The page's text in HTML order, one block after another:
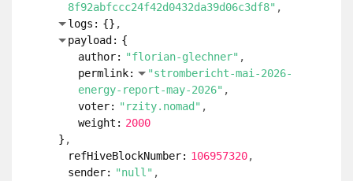
voter: "geekgirl"
weight:
}
refHiveBlockNumber: 106957320
sender: "null"
transactionId:
"34ce40bdec146ae75229a31
f16e9f08473f8bf0f"
2:
action: "vote"
contract: "comments"